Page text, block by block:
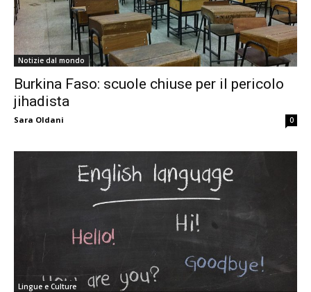
Notizie dal mondo
Burkina Faso: scuole chiuse per il pericolo
jihadista
Sara Oldani 0
Lingue e Culture